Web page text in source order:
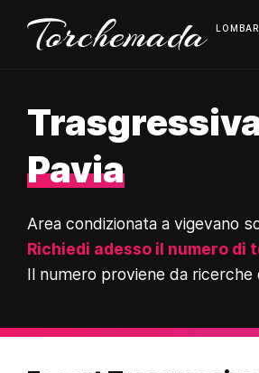
Pavia
Area condizionata a vigevano
Richiedi adesso il numero di
Il numero proviene da